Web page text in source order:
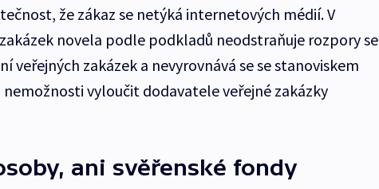
že zákaz se netýká internetových médií. V
novela podle podkladů neodstraňuje rozpory se
veřejných zakázek a nevyrovnává se se stanoviskem
nemožnosti vyloučit dodavatele veřejné zakázky
ani svěřenské fondy